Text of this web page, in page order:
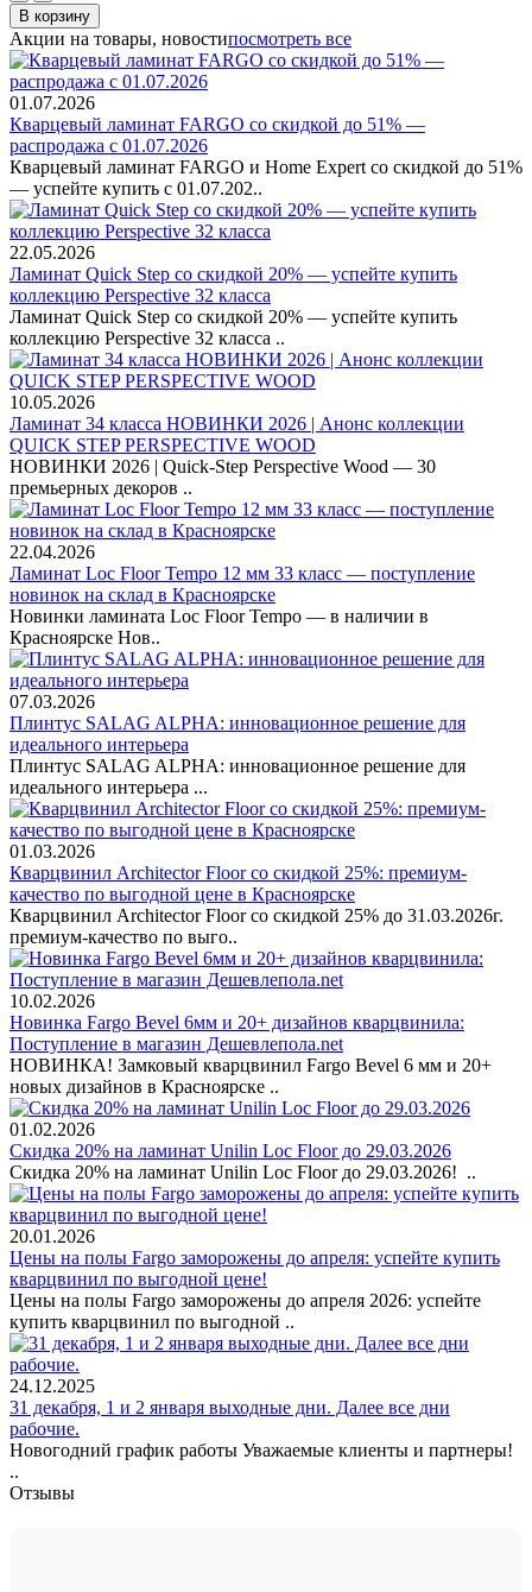
В корзину
Акции на товары, новостипосмотреть все
01.07.2026
Кварцевый ламинат FARGO со скидкой до 51% —
распродажа с 01.07.2026
Кварцевый ламинат FARGO и Home Expert со скидкой до 51%
— успейте купить с 01.07.202..
22.05.2026
Ламинат Quick Step со скидкой 20% — успейте купить
коллекцию Perspective 32 класса
Ламинат Quick Step со скидкой 20% — успейте купить
коллекцию Perspective 32 класса ..
10.05.2026
Ламинат 34 класса НОВИНКИ 2026 | Анонс коллекции
QUICK STEP PERSPECTIVE WOOD
НОВИНКИ 2026 | Quick-Step Perspective Wood — 30
премьерных декоров ..
22.04.2026
Ламинат Loc Floor Tempo 12 мм 33 класс — поступление
новинок на склад в Красноярске
Новинки ламината Loc Floor Tempo — в наличии в
Красноярске Нов..
07.03.2026
Плинтус SALAG ALPHA: инновационное решение для
идеального интерьера
Плинтус SALAG ALPHA: инновационное решение для
идеального интерьера ...
01.03.2026
Кварцвинил Architector Floor со скидкой 25%: премиум-
качество по выгодной цене в Красноярске
Кварцвинил Architector Floor со скидкой 25% до 31.03.2026г.
премиум-качество по выго..
10.02.2026
Новинка Fargo Bevel 6мм и 20+ дизайнов кварцвинила:
Поступление в магазин Дешевлепола.net
НОВИНКА! Замковый кварцвинил Fargo Bevel 6 мм и 20+
новых дизайнов в Красноярске ..
01.02.2026
Скидка 20% на ламинат Unilin Loc Floor до 29.03.2026
Скидка 20% на ламинат Unilin Loc Floor до 29.03.2026! ..
20.01.2026
Цены на полы Fargo заморожены до апреля: успейте купить
кварцвинил по выгодной цене!
Цены на полы Fargo заморожены до апреля 2026: успейте
купить кварцвинил по выгодной ..
24.12.2025
31 декабря, 1 и 2 января выходные дни. Далее все дни
рабочие.
Новогодний график работы Уважаемые клиенты и партнеры!
..
Отзывы